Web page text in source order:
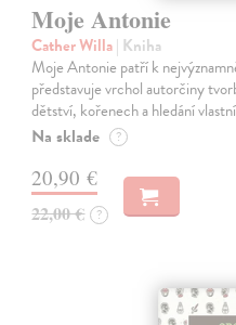
Moje Antonie
Cather Willa| Kniha
Moje Antonie patří k
představuje vrchol autorčiny
dětství, kořenech a hledání
Na sklade ?
20,90 €
22,00 € ?